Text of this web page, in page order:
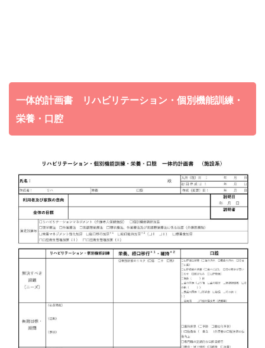
一体的計画書 リハビリテーション・個別機能訓練・
栄養・口腔